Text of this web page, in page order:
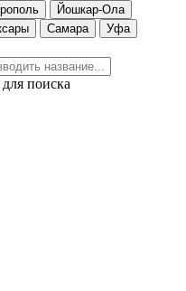
Йошкар-Ола
Самара
Уфа
поиска